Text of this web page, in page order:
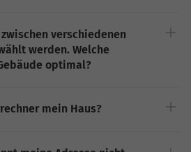
verschiedenen
werden. Welche
optimal?
mein Haus?